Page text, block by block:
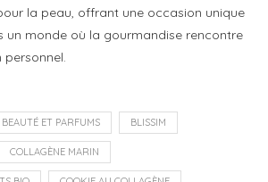
la peau, offrant une occasion unique
un monde où la gourmandise rencontre
personnel.
BEAUTÉ ET PARFUMS BLISSIM
COLLAGÈNE MARIN